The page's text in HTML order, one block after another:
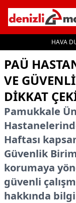
HAVA
İçeriğe geç
PAÜ
VE
DIKKAT
Pamukkale
Haftası
Güvenlik
korumaya
güvenli
hakkında